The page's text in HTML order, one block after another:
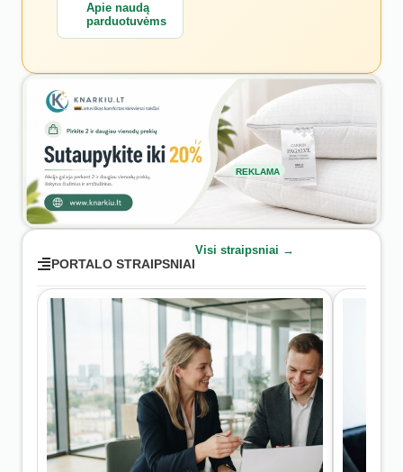
Apie naudą
parduotuvėms
REKLAMA
PORTALO STRAIPSNIAI
Visi straipsniai →